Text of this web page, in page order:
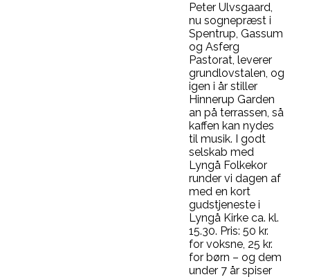
Peter Ulvsgaard,
nu sognepræst i
Spentrup, Gassum
og Asferg
Pastorat, leverer
grundlovstalen, og
igen i år stiller
Hinnerup Garden
an på terrassen, så
kaffen kan nydes
til musik. I godt
selskab med
Lyngå Folkekor
runder vi dagen af
med en kort
gudstjeneste i
Lyngå Kirke ca. kl.
15.30. Pris: 50 kr.
for voksne, 25 kr.
for børn – og dem
under 7 år spiser